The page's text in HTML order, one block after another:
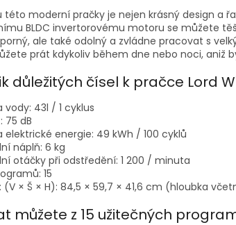
této moderní pračky je nejen krásný design a
BLDC invertorovému motoru se můžete
ale také odolný a zvládne pracovat s
prát kdykoliv během dne nebo noci, aniž
důležitých čísel k pračce Lord
vody: 43l / 1 cyklus
75 dB
elektrické energie: 49 kWh / 100 cyklů
náplň: 6 kg
otáčky při odstředění: 1 200 / minuta
15
(V × Š × H): 84,5 × 59,7 × 41,6 cm (hloubka
můžete z 15 užitečných